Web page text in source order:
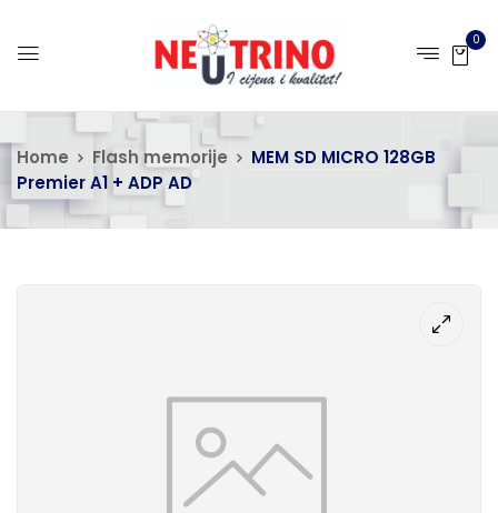
0
Home Flash memorije
MEM SD MICRO 128GB
Premier A1 + ADP AD